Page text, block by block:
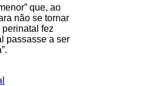
que, ao
não se tornar
perinatal fez
passasse a ser